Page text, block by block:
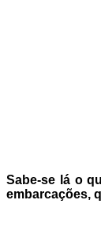
Sabe-se lá o
embarcações,